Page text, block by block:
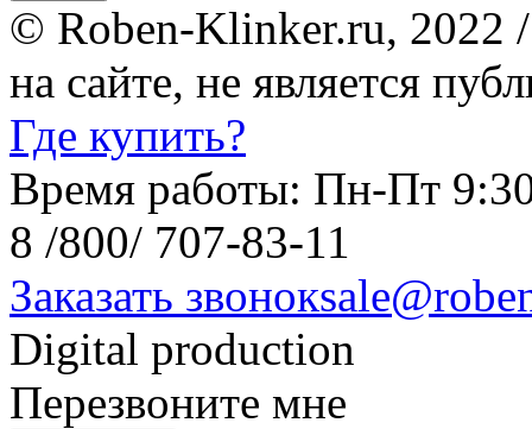
© Roben-Klinker.ru, 2022
на сайте, не является
Где купить?
Время работы: Пн-Пт
8 /800/ 707-83-11
Заказать звонок
Digital production
Перезвоните мне